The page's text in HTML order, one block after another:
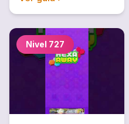
Nivel 727